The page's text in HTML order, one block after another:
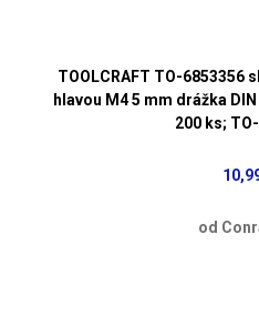
TOOLCRAFT TO-6853356
hlavou M4 5 mm drážka
200 ks;
od